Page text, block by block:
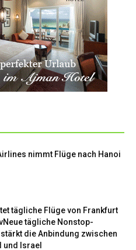
nimmt Flüge nach Hanoi
tägliche Flüge von Frankfurt
tägliche Nonstop-
die Anbindung zwischen
und Israel